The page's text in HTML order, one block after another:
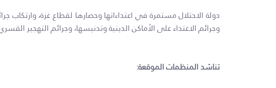
وجرائم الاعتداء على الأماكن الدينية وتدنيسها، وجرائم التهجير
تناشد المنظمات الموقعة: